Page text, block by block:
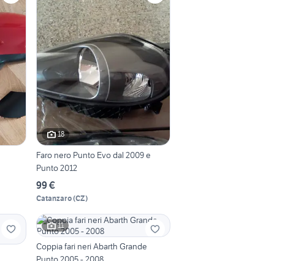
18
Faro nero Punto Evo dal 2009 e
Punto 2012
99 €
Catanzaro(CZ)
11
Coppia fari neri Abarth Grande